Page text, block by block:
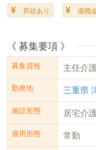
昇給あり 退職
《 募集要項 》
募集資格 主任介
勤務地 三重県
施設形態 居宅介
雇用形態 常勤